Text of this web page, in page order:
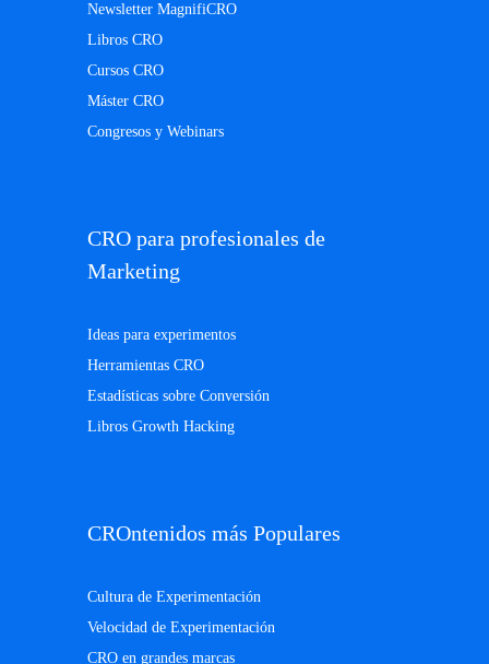
Newsletter MagnifiCRO
Libros CRO
Cursos CRO
Máster CRO
Congresos y Webinars
CRO para profesionales de
Marketing
Ideas para experimentos
Herramientas CRO
Estadísticas sobre Conversión
Libros Growth Hacking
CROntenidos más Populares
Cultura de Experimentación
Velocidad de Experimentación
CRO en grandes marcas